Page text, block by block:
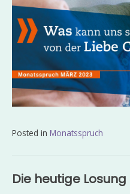
Posted in Monatsspruch
Die heutige Losung